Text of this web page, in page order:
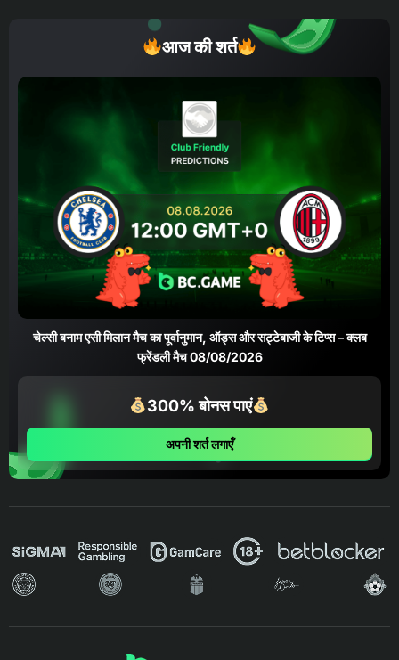
आज की शर्त
चेल्सी बनाम एसी मिलान मैच का पूर्वानुमान, ऑड्स और सट्टेबाजी के टिप्स – क्लब
फ्रेंडली मैच 08/08/2026
300% बोनस पाएं
अपनी शर्त लगाएँ